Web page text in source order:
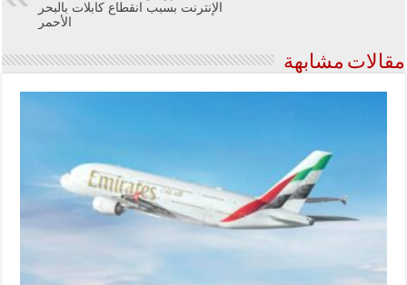
الإنترنت بسبب انقطاع كابلات بالبحر
الأحمر
مقالات مشابهة